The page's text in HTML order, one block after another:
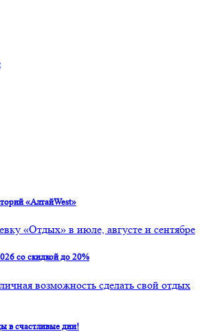
«АлтайWest»
«Отдых» в июле, августе и сентябре
со скидкой до 20%
возможность сделать свой отдых
в счастливые дни!